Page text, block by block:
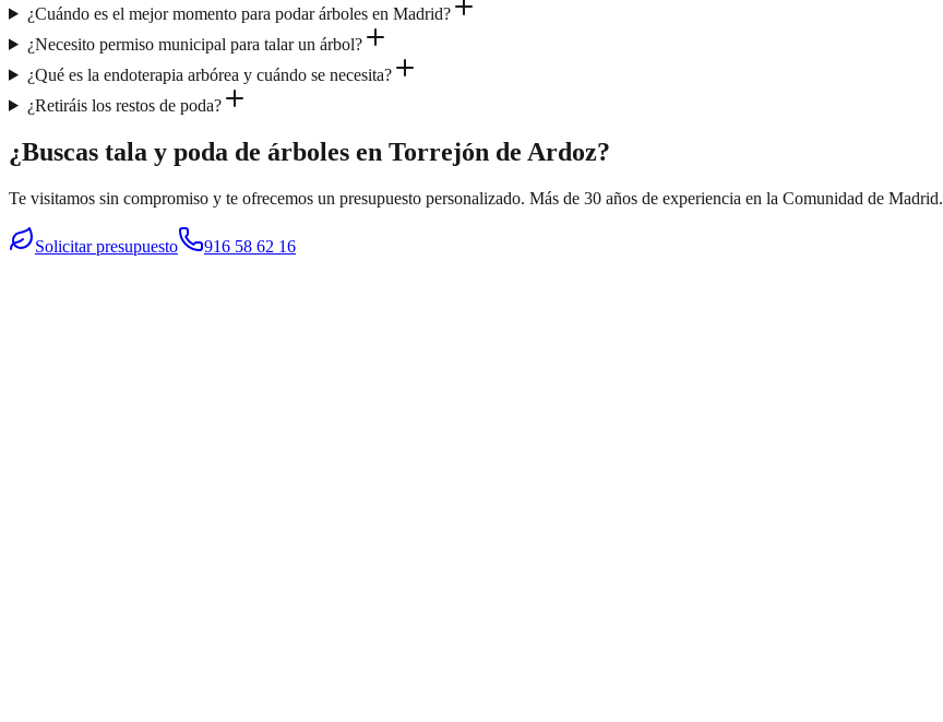
¿Cuándo es el mejor momento para podar árboles en Madrid?
¿Necesito permiso municipal para talar un árbol?
¿Qué es la endoterapia arbórea y cuándo se necesita?
¿Retiráis los restos de poda?
¿Buscas tala y poda de árboles en Torrejón de Ardoz?
Te visitamos sin compromiso y te ofrecemos un presupuesto personalizado. Más de 30 años de experiencia en la Comunidad de Madrid.
Solicitar presupuesto 916 58 62 16